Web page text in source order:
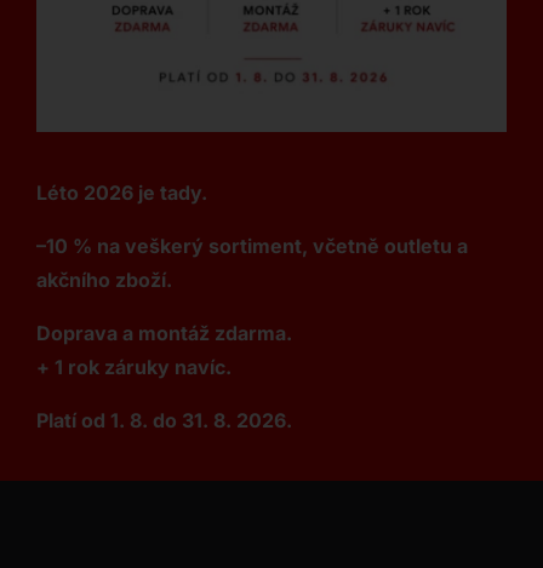
Léto 2026 je tady.
–10 % na veškerý sortiment, včetně outletu a
akčního zboží.
Doprava a montáž zdarma.
+ 1 rok záruky navíc.
Platí od 1. 8. do 31. 8. 2026.